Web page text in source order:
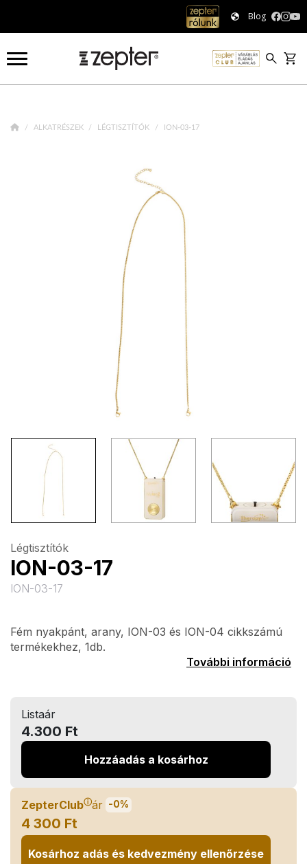
Blog
ALKATRÉSZEK LÉGTISZTÍTÓK ION-03-17
Légtisztítók
ION-03-17
ION-03-17
Fém nyakpánt, arany, ION-03 és ION-04 cikkszámú
termékekhez, 1db.
További információ
Listaár
4.300 Ft
Hozzáadás a kosárhoz
ZepterClubⓘár -0%
4 300 Ft
Kosárhoz adás és kedvezmény ellenőrzése